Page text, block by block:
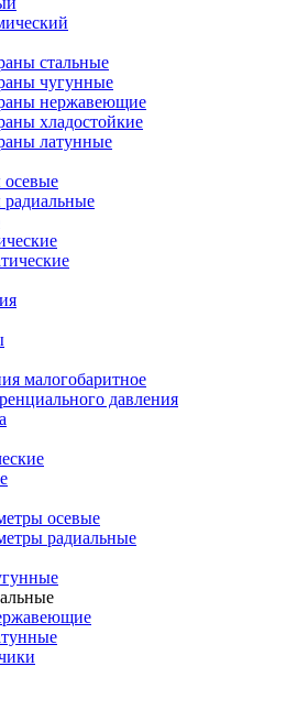
стальные
чугунные
нержавеющие
хладостойкие
латунные
малогобаритное
давления
осевые
радиальные